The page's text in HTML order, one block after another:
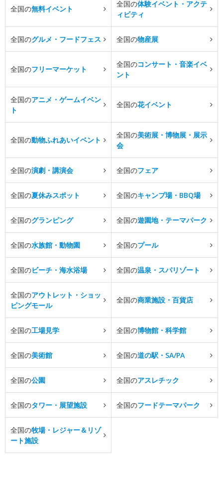
全国の無料イベント
全国の体験イベント・アクテ
ィビティ
全国のグルメ・フードフェス 全国の物産展
全国のフリーマーケット
全国のコンサート・音楽イベ
ント
全国のアニメ・ゲームイベン
ト
全国の花イベント
全国の動物ふれあいイベント
全国の美術展・博物展・展示
会
全国の演劇・講演会 全国のフェア
全国の夏休みスポット 全国のキャンプ場・BBQ場
全国のグランピング 全国の遊園地・テーマパーク
全国の水族館・動物園 全国のプール
全国のビーチ・海水浴場 全国の温泉・スパリゾート
全国のアウトレット・ショッ
ピングモール
全国の商業施設・百貨店
全国の工場見学 全国の博物館・科学館
全国の美術館 全国の道の駅・SA/PA
全国の公園 全国のアスレチック
全国のタワー・展望施設 全国のフードテーマパーク
全国の牧場・レジャー＆リゾ
ート施設